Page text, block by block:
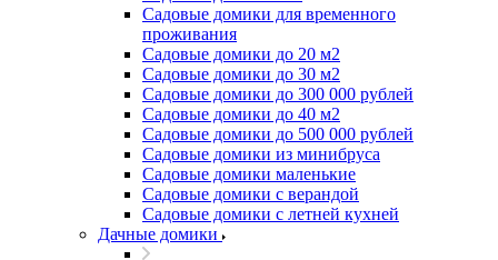
Садовые домики для временного
проживания
Садовые домики до 20 м2
Садовые домики до 30 м2
Садовые домики до 300 000 рублей
Садовые домики до 40 м2
Садовые домики до 500 000 рублей
Садовые домики из минибруса
Садовые домики маленькие
Садовые домики с верандой
Садовые домики с летней кухней
Дачные домики